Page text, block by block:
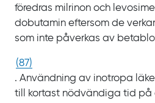
föredras milrinon och
dobutamin eftersom de
som inte påverkas av
(87)
. Användning av inotropa
till kortast nödvändiga tid på